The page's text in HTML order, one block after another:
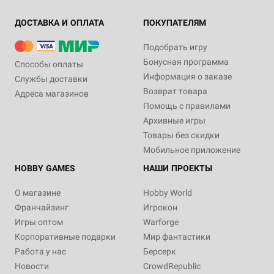
ДОСТАВКА И ОПЛАТА
Способы оплаты
Службы доставки
Адреса магазинов
ПОКУПАТЕЛЯМ
Подобрать игру
Бонусная программа
Информация о заказе
Возврат товара
Помощь с правилами
Архивные игры
Товары без скидки
Мобильное приложение
HOBBY GAMES
О магазине
Франчайзинг
Игры оптом
Корпоративные подарки
Работа у нас
Новости
НАШИ ПРОЕКТЫ
Hobby World
Игрокон
Warforge
Мир фантастики
Берсерк
CrowdRepublic